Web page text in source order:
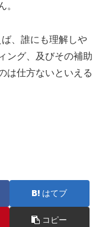
。
、誰にも理解しや
ング、及びその補助
は仕方ないといえる
はてブ
コピー